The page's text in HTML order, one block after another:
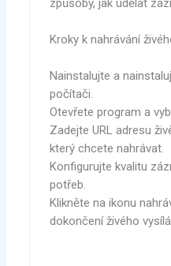
způsoby, jak udělat
Kroky k nahrávání
Nainstalujte a
počítači.
Otevřete program a
Zadejte URL adresu
který chcete nahrávat.
Konfigurujte kvalitu
potřeb.
Klikněte na ikonu
dokončení živého